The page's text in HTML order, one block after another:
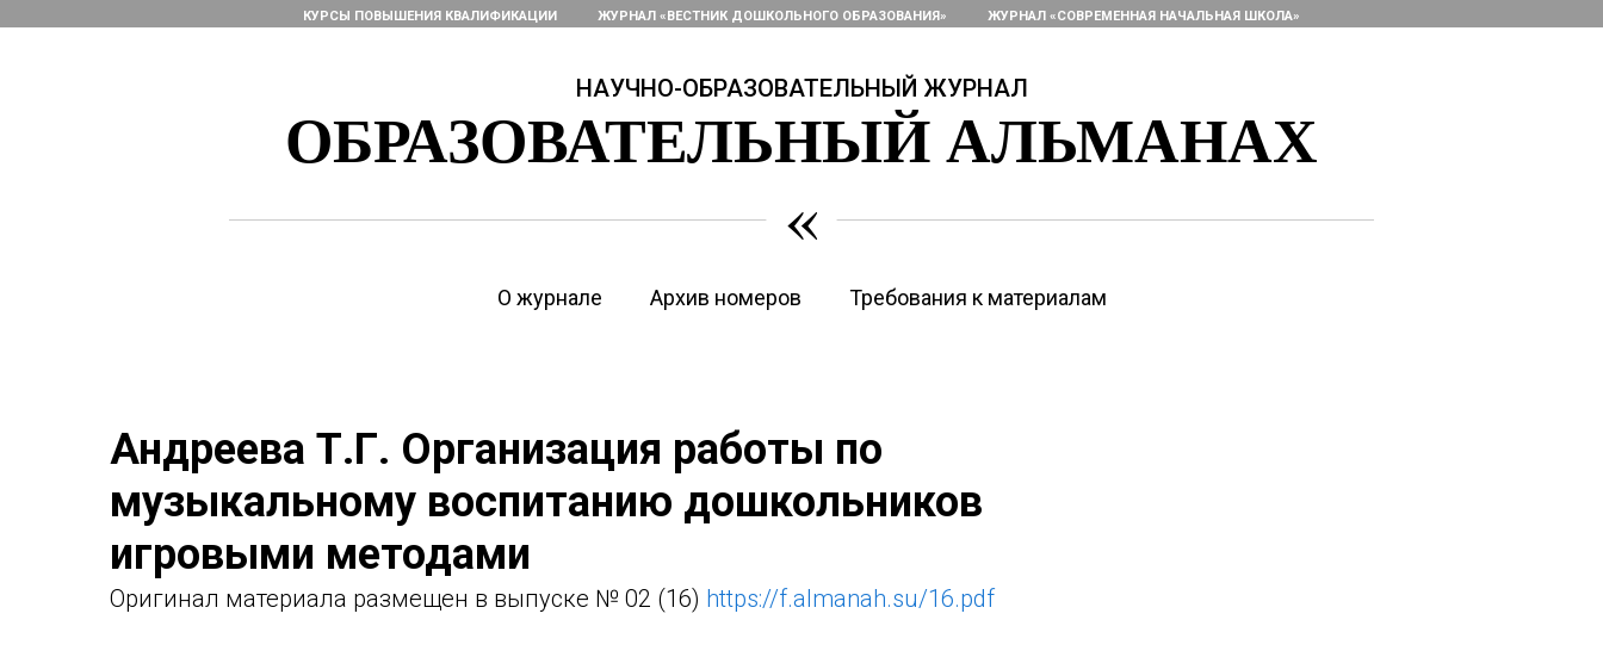
КУРСЫ ПОВЫШЕНИЯ КВАЛИФИКАЦИИ ЖУРНАЛ «ВЕСТНИК ДОШКОЛЬНОГО ОБРАЗОВАНИЯ» ЖУРНАЛ «СОВРЕМЕННАЯ НАЧАЛЬНАЯ ШКОЛА»
НАУЧНО-ОБРАЗОВАТЕЛЬНЫЙ ЖУРНАЛ
ОБРАЗОВАТЕЛЬНЫЙ АЛЬМАНАХ
«
О журнале Архив номеров Требования к материалам
Андреева Т.Г. Организация работы по
музыкальному воспитанию дошкольников
игровыми методами
Оригинал материала размещен в выпуске № 02 (16) https://f.almanah.su/16.pdf